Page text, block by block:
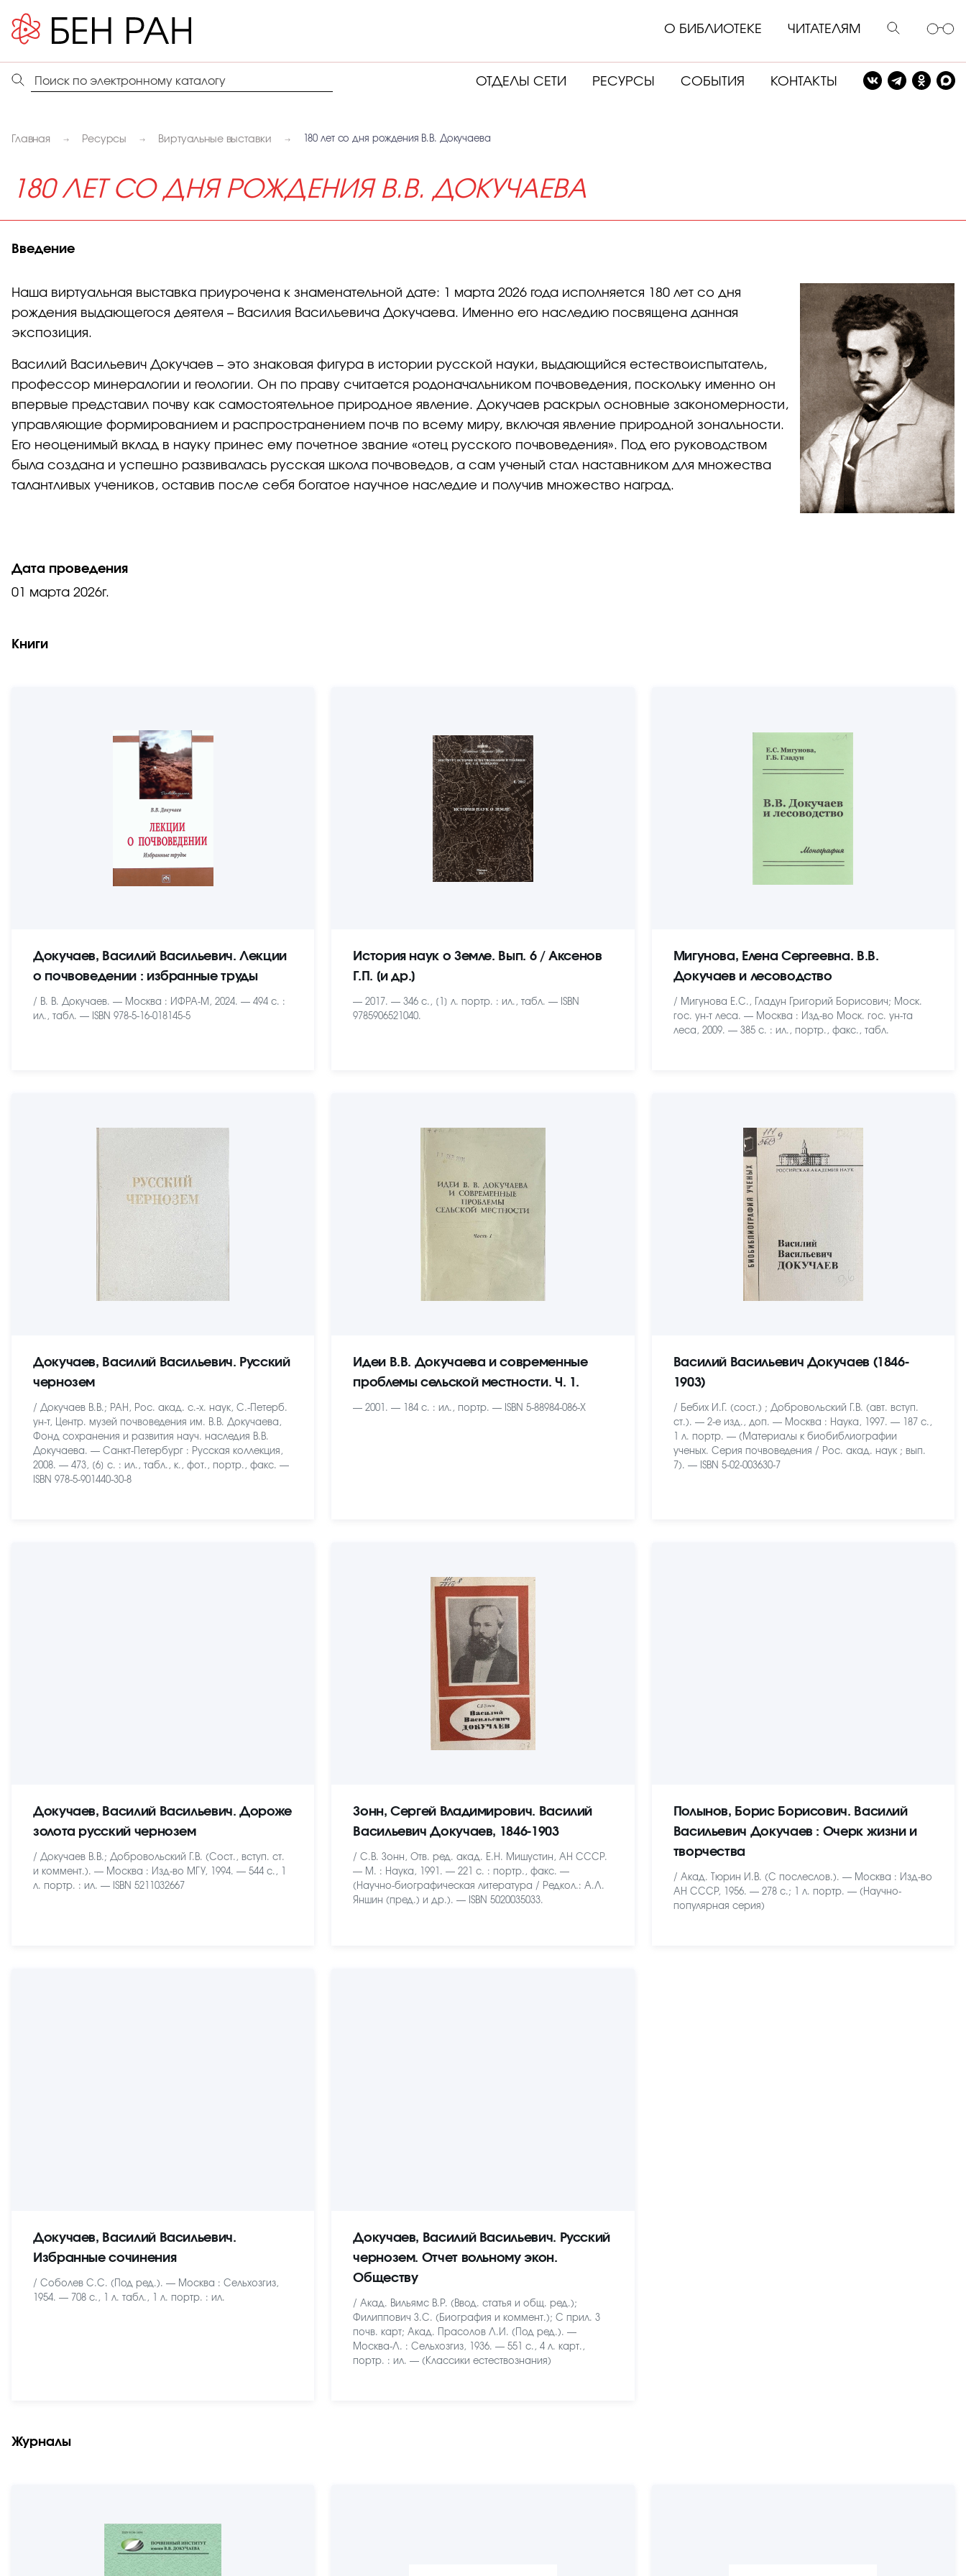
О БИБЛИОТЕКЕ ЧИТАТЕЛЯМ
ОТДЕЛЫ СЕТИ РЕСУРСЫ СОБЫТИЯ КОНТАКТЫ
Главная Ресурсы Виртуальные выставки 180 лет со дня рождения В.В. Докучаева
180 ЛЕТ СО ДНЯ РОЖДЕНИЯ В.В. ДОКУЧАЕВА
Введение
Наша виртуальная выставка приурочена к знаменательной дате: 1 марта 2026 года исполняется 180 лет со дня
рождения выдающегося деятеля – Василия Васильевича Докучаева. Именно его наследию посвящена данная
экспозиция.
Василий Васильевич Докучаев – это знаковая фигура в истории русской науки, выдающийся естествоиспытатель,
профессор минералогии и геологии. Он по праву считается родоначальником почвоведения, поскольку именно он
впервые представил почву как самостоятельное природное явление. Докучаев раскрыл основные закономерности,
управляющие формированием и распространением почв по всему миру, включая явление природной зональности.
Его неоценимый вклад в науку принес ему почетное звание «отец русского почвоведения». Под его руководством
была создана и успешно развивалась русская школа почвоведов, а сам ученый стал наставником для множества
талантливых учеников, оставив после себя богатое научное наследие и получив множество наград.
Дата проведения
01 марта 2026г.
Книги
Докучаев, Василий Васильевич. Лекции
о почвоведении : избранные труды
/ В. В. Докучаев. — Москва : ИФРА-М, 2024. — 494 с. :
ил., табл. — ISBN 978-5-16-018145-5
История наук о Земле. Вып. 6 / Аксенов
Г.П. [и др.]
— 2017. — 346 с., [1] л. портр. : ил., табл. — ISBN
9785906521040.
Мигунова, Елена Сергеевна. В.В.
Докучаев и лесоводство
/ Мигунова Е.С., Гладун Григорий Борисович; Моск.
гос. ун-т леса. — Москва : Изд-во Моск. гос. ун-та
леса, 2009. — 385 с. : ил., портр., факс., табл.
Докучаев, Василий Васильевич. Русский
чернозем
/ Докучаев В.В.; РАН, Рос. акад. с.-х. наук, С.-Петерб.
ун-т, Центр. музей почвоведения им. В.В. Докучаева,
Фонд сохранения и развития науч. наследия В.В.
Докучаева. — Санкт-Петербург : Русская коллекция,
2008. — 473, [6] с. : ил., табл., к., фот., портр., факс. —
ISBN 978-5-901440-30-8
Идеи В.В. Докучаева и современные
проблемы сельской местности. Ч. 1.
— 2001. — 184 с. : ил., портр. — ISBN 5-88984-086-X
Василий Васильевич Докучаев (1846-
1903)
/ Бебих И.Г. (сост.) ; Добровольский Г.В. (авт. вступ.
ст.). — 2-е изд., доп. — Москва : Наука, 1997. — 187 с.,
1 л. портр. — (Материалы к биобиблиографии
ученых. Серия почвоведения / Рос. акад. наук ; вып.
7). — ISBN 5-02-003630-7
Докучаев, Василий Васильевич. Дороже
золота русский чернозем
/ Докучаев В.В.; Добровольский Г.В. (Сост., вступ. ст.
и коммент.). — Москва : Изд-во МГУ, 1994. — 544 с., 1
л. портр. : ил. — ISBN 5211032667
Зонн, Сергей Владимирович. Василий
Васильевич Докучаев, 1846-1903
/ С.В. Зонн, Отв. ред. акад. Е.Н. Мишустин, АН СССР.
— М. : Наука, 1991. — 221 с. : портр., факс. —
(Научно-биографическая литература / Редкол.: А.Л.
Яншин (пред.) и др.). — ISBN 5020035033.
Полынов, Борис Борисович. Василий
Васильевич Докучаев : Очерк жизни и
творчества
/ Акад. Тюрин И.В. (С послеслов.). — Москва : Изд-во
АН СССР, 1956. — 278 с.; 1 л. портр. — (Научно-
популярная серия)
Докучаев, Василий Васильевич.
Избранные сочинения
/ Соболев С.С. (Под ред.). — Москва : Сельхозгиз,
1954. — 708 с., 1 л. табл., 1 л. портр. : ил.
Докучаев, Василий Васильевич. Русский
чернозем. Отчет вольному экон.
Обществу
/ Акад. Вильямс В.Р. (Ввод. статья и общ. ред.);
Филиппович З.С. (Биография и коммент.); С прил. 3
почв. карт; Акад. Прасолов Л.И. (Под ред.). —
Москва-Л. : Сельхозгиз, 1936. — 551 с., 4 л. карт.,
портр. : ил. — (Классики естествознания)
Журналы